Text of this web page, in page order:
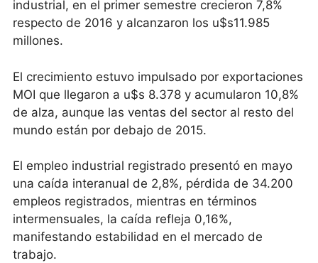
industrial, en el primer semestre crecieron 7,8%
respecto de 2016 y alcanzaron los u$s11.985
millones.
El crecimiento estuvo impulsado por exportaciones
MOI que llegaron a u$s 8.378 y acumularon 10,8%
de alza, aunque las ventas del sector al resto del
mundo están por debajo de 2015.
El empleo industrial registrado presentó en mayo
una caída interanual de 2,8%, pérdida de 34.200
empleos registrados, mientras en términos
intermensuales, la caída refleja 0,16%,
manifestando estabilidad en el mercado de
trabajo.